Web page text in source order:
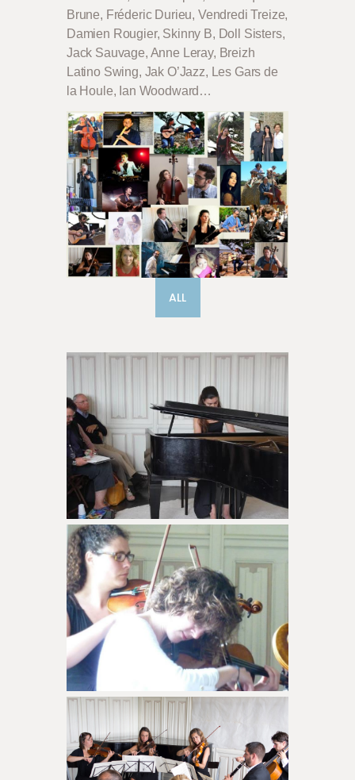
Brune, Fréderic Durieu, Vendredi Treize,
Damien Rougier, Skinny B, Doll Sisters,
Jack Sauvage, Anne Leray, Breizh
Latino Swing, Jak O’Jazz, Les Gars de
la Houle, Ian Woodward…
ALL